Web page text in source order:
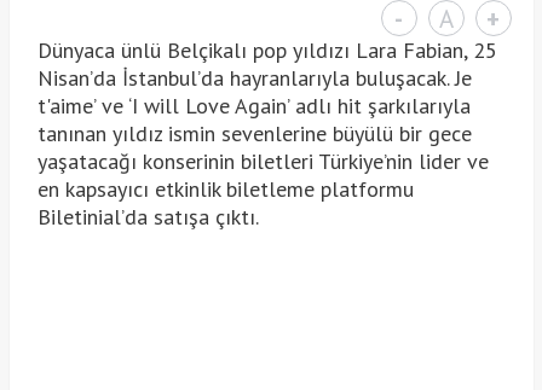
- A +
Dünyaca ünlü Belçikalı pop yıldızı Lara Fabian, 25
Nisan’da İstanbul’da hayranlarıyla buluşacak. Je
t'aime’ ve ‘I will Love Again’ adlı hit şarkılarıyla
tanınan yıldız ismin sevenlerine büyülü bir gece
yaşatacağı konserinin biletleri Türkiye’nin lider ve
en kapsayıcı etkinlik biletleme platformu
Biletinial’da satışa çıktı.